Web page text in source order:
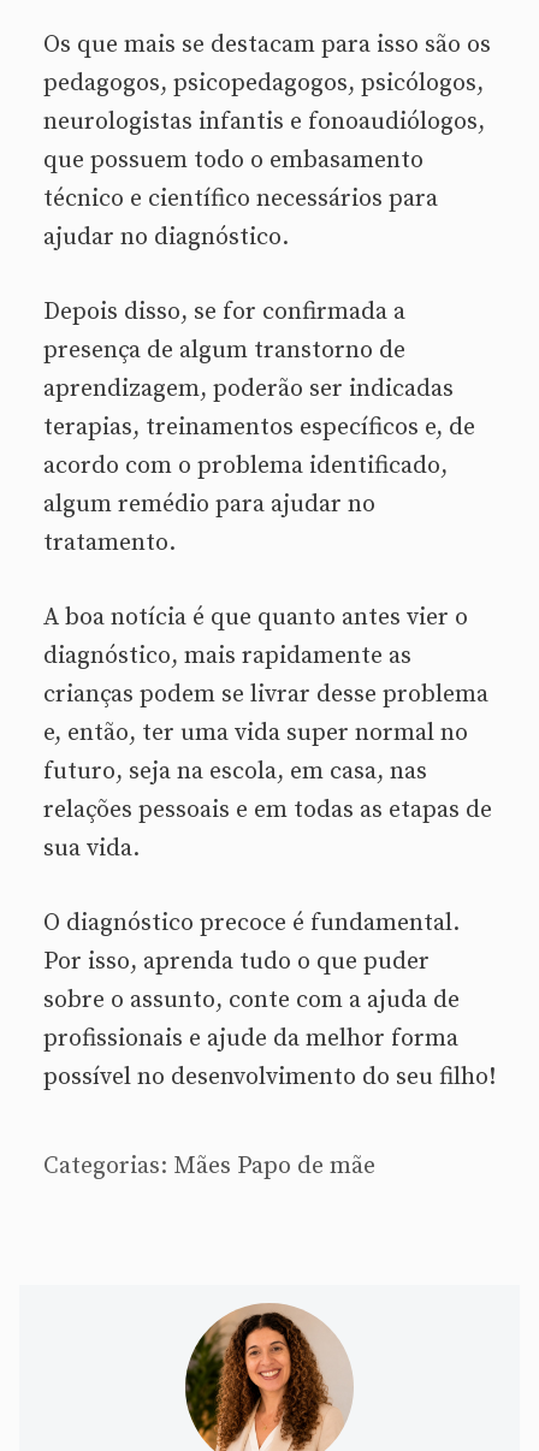
Os que mais se destacam para isso são os
pedagogos, psicopedagogos, psicólogos,
neurologistas infantis e fonoaudiólogos,
que possuem todo o embasamento
técnico e científico necessários para
ajudar no diagnóstico.
Depois disso, se for confirmada a
presença de algum transtorno de
aprendizagem, poderão ser indicadas
terapias, treinamentos específicos e, de
acordo com o problema identificado,
algum remédio para ajudar no
tratamento.
A boa notícia é que quanto antes vier o
diagnóstico, mais rapidamente as
crianças podem se livrar desse problema
e, então, ter uma vida super normal no
futuro, seja na escola, em casa, nas
relações pessoais e em todas as etapas de
sua vida.
O diagnóstico precoce é fundamental.
Por isso, aprenda tudo o que puder
sobre o assunto, conte com a ajuda de
profissionais e ajude da melhor forma
possível no desenvolvimento do seu filho!
Categorias: Mães Papo de mãe